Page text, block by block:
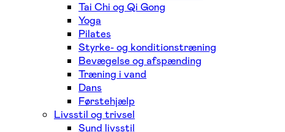
Tai Chi og Qi Gong
Yoga
Pilates
Styrke- og konditionstræning
Bevægelse og afspænding
Træning i vand
Dans
Førstehjælp
Livsstil og trivsel
Sund livsstil